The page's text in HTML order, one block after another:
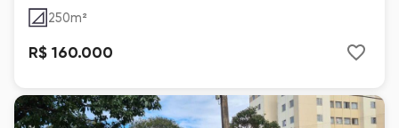
250m²
R$ 160.000